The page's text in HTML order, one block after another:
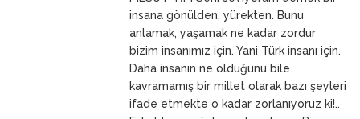
ANNEMinsana gönülden, yürekten. Bunu
anlamak, yaşamak ne kadar zordur
bizim insanımız için. Yani Türk insanı için.
Daha insanın ne olduğunu bile
kavramamış bir millet olarak bazı şeyleri
ifade etmekte o kadar zorlanıyoruz ki!..